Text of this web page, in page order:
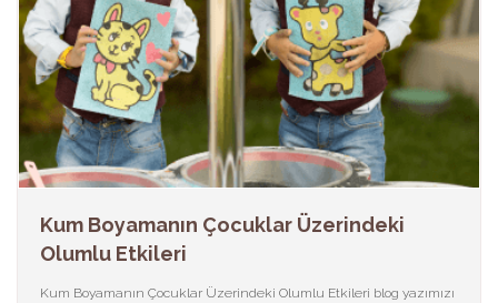
Kum Boyamanın Çocuklar Üzerindeki
Olumlu Etkileri
Kum Boyamanın Çocuklar Üzerindeki Olumlu Etkileri blog yazımızı